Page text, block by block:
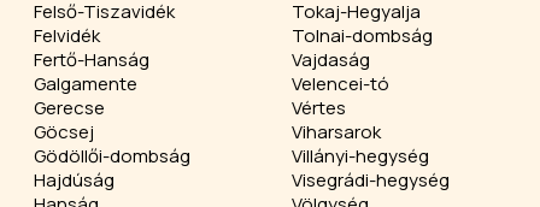
Felső-Tiszavidék
Felvidék
Fertő-Hanság
Galgamente
Gerecse
Göcsej
Gödöllői-dombság
Hajdúság
Tokaj-Hegyalja
Tolnai-dombság
Vajdaság
Velencei-tó
Vértes
Viharsarok
Villányi-hegység
Visegrádi-hegység